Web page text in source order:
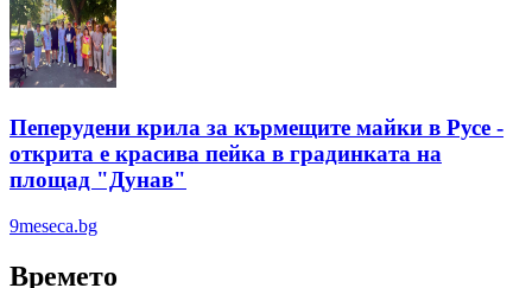
Пеперудени крила за кърмещите майки в Русе -
открита е красива пейка в градинката на
площад "Дунав"
9meseca.bg
Времето